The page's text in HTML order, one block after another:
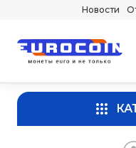
Новости